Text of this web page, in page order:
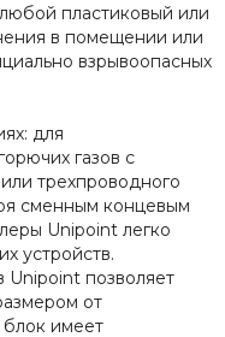
пластиковый или
в помещении или
взрывоопасных
для
газов с
трехпроводного
сменным концевым
Unipoint легко
устройств.
Unipoint позволяет
от
имеет